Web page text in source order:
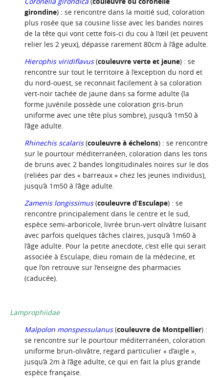
girondine) : se rencontre dans la moitié sud, coloration
plus rosée que sa cousine lisse avec les bandes noires
de la tête qui vont cette fois-ci du cou à l’œil (et peuvent
relier les 2 yeux), dépasse rarement 80cm à l’âge adulte.
Hierophis viridiflavus(couleuvre verte et jaune) : se
rencontre sur tout le territoire à l’exception du nord et
du nord-ouest, se reconnait facilement à sa coloration
vert-noir tachée de jaune dans sa forme adulte (la
forme juvénile possède une coloration gris-brun
uniforme avec une tête plus sombre), jusqu’à 1m50 à
l’âge adulte.
Rhinechis scalaris(couleuvre à échelons) : se rencontre
sur le pourtour méditerranéen, coloration dans les tons
de bruns avec 2 bandes longitudinales noires sur le dos
(reliées par des « barreaux » chez les jeunes individus),
jusqu’à 1m50 à l’âge adulte.
Zamenis longissimus(couleuvre d’Esculape) : se
rencontre principalement dans le centre et le sud,
espèce semi-arboricole, livrée brun-vert olivâtre luisant
avec parfois quelques tâches claires, jusqu’à 1m60 à
l’âge adulte. Pour la petite anecdote, c’est elle qui serait
associée à Esculape, dieu romain de la médecine, et
que l’on retrouve sur l’enseigne des pharmacies
(caducée).
Lamprophiidae
Malpolon monspessulanus(couleuvre de Montpellier) :
se rencontre sur le pourtour méditerranéen, coloration
uniforme brun-olivâtre, regard particulier « d’aigle »,
jusqu’à 2m à l’âge adulte, ce qui en fait la plus grande
espèce française.